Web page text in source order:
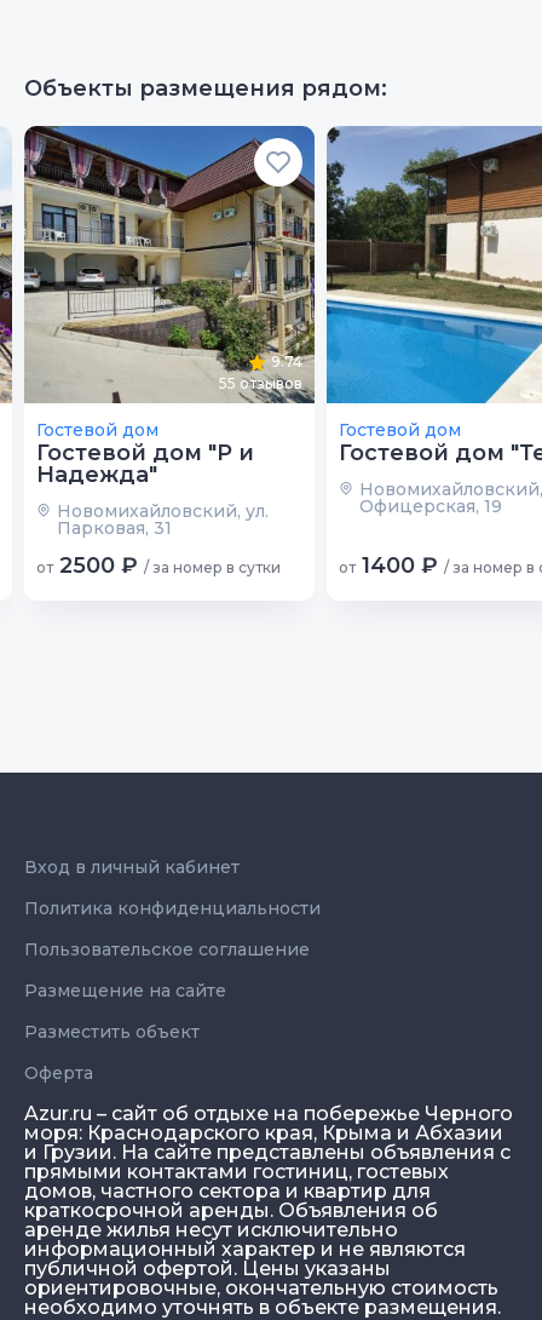
Объекты размещения рядом:
9.74
55 отзывов
Гостевой дом
Гостевой дом "Р и
Надежда"
Новомихайловский, ул.
Парковая, 31
от 2500 ₽ / за номер в сутки
Гостевой дом
Гостевой дом
Офицерская, 19
от 1400 ₽ / за номер в
Azur.ru – сайт об отдыхе на побережье Черного
моря: Краснодарского края, Крыма и Абхазии
и Грузии. На сайте представлены объявления с
прямыми контактами гостиниц, гостевых
домов, частного сектора и квартир для
краткосрочной аренды. Объявления об
аренде жилья несут исключительно
информационный характер и не являются
публичной офертой. Цены указаны
ориентировочные, окончательную стоимость
необходимо уточнять в объекте размещения.
Вход в личный кабинет
Политика конфиденциальности
Пользовательское соглашение
Размещение на сайте
Разместить объект
Оферта